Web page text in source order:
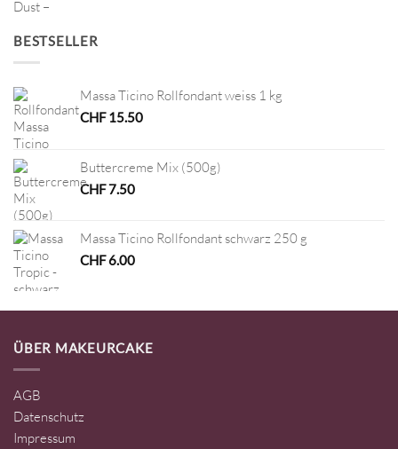
BESTSELLER
Massa Ticino Rollfondant weiss 1 kg
CHF15.50
Buttercreme Mix (500g)
CHF7.50
Massa Ticino Rollfondant schwarz 250 g
CHF6.00
ÜBER MAKEURCAKE
AGB
Datenschutz
Impressum